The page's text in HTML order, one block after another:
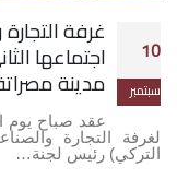
10
سبتمبر
غرفة
اجتماعها
مدينة
لغرفة التجارة
التركي) رئيس لجنة…